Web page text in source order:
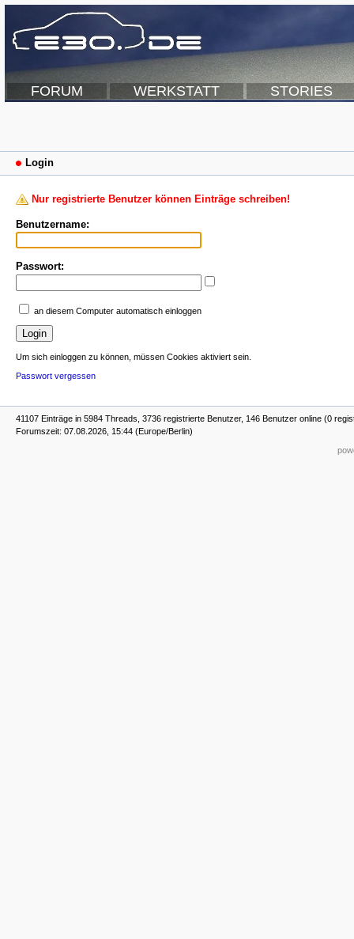
FORUM WERKSTATT STORIES
Login
Nur registrierte Benutzer können Einträge schreiben!
Benutzername:
Passwort:
an diesem Computer automatisch einloggen
Um sich einloggen zu können, müssen Cookies aktiviert sein.
Passwort vergessen
41107 Einträge in 5984 Threads, 3736 registrierte Benutzer, 146 Benutzer online (0
Forumszeit: 07.08.2026, 15:44 (Europe/Berlin)